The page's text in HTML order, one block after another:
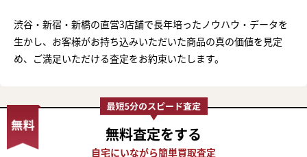
渋谷・新宿・新橋の直営3店舗で長年培ったノウハウ・データを
生かし、お客様がお持ち込みいただいた商品の真の価値を見定
め、ご満足いただける査定をお約束いたします。
無料査定をする